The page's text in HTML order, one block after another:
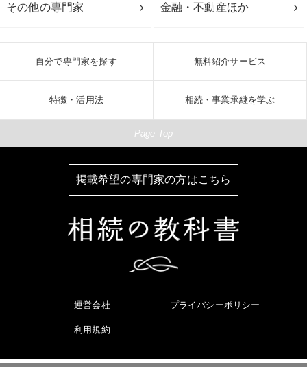
その他の専門家 金融・不動産ほか
自分で専門家を探す 無料紹介サービス
特徴・活用法 相続・事業承継を学ぶ
Page Top
掲載希望の専門家の方はこちら
運営会社 プライバシーポリシー
利用規約